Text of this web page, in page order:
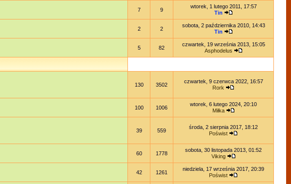
7 9
wtorek, 1 lutego 2011, 17:57
Tin
2 2
sobota, 2 października 2010, 14:43
Tin
5 82
czwartek, 19 września 2013, 15:05
Asphodelus
130 3502
czwartek, 9 czerwca 2022, 16:57
Rork
100 1006
wtorek, 6 lutego 2024, 20:10
Miłka
39 559
środa, 2 sierpnia 2017, 18:12
Poświst
60 1778
sobota, 30 listopada 2013, 01:52
Viking
42 1261
niedziela, 17 września 2017, 20:39
Poświst